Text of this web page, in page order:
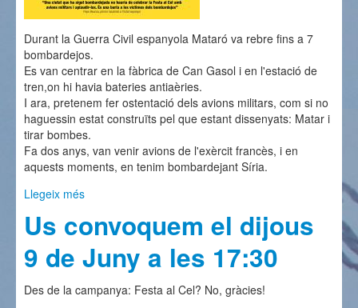
Durant la Guerra Civil espanyola Mataró va rebre fins a 7
bombardejos.
Es van centrar en la fàbrica de Can Gasol i en l'estació de
tren,on hi havia bateries antiaèries.
I ara, pretenem fer ostentació dels avions militars, com si no
haguessin estat construïts pel que estant dissenyats: Matar i
tirar bombes.
Fa dos anys, van venir avions de l'exèrcit francès, i en
aquests moments, en tenim bombardejant Síria.
Llegeix més
Us convoquem el dijous
9 de Juny a les 17:30
Des de la campanya: Festa al Cel? No, gràcies!